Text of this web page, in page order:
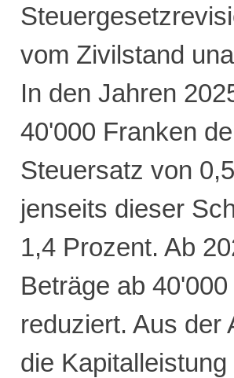
vom Zivilstand
In den Jahren
40'000 Franken
Steuersatz von
jenseits dieser
1,4 Prozent. Ab
Beträge ab
reduziert. Aus der
die